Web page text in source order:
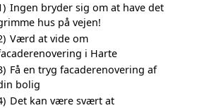
Ingen bryder sig om at have det
hus på vejen!
Værd at vide om
i Harte
Få en tryg facaderenovering af
bolig
Det kan være svært at